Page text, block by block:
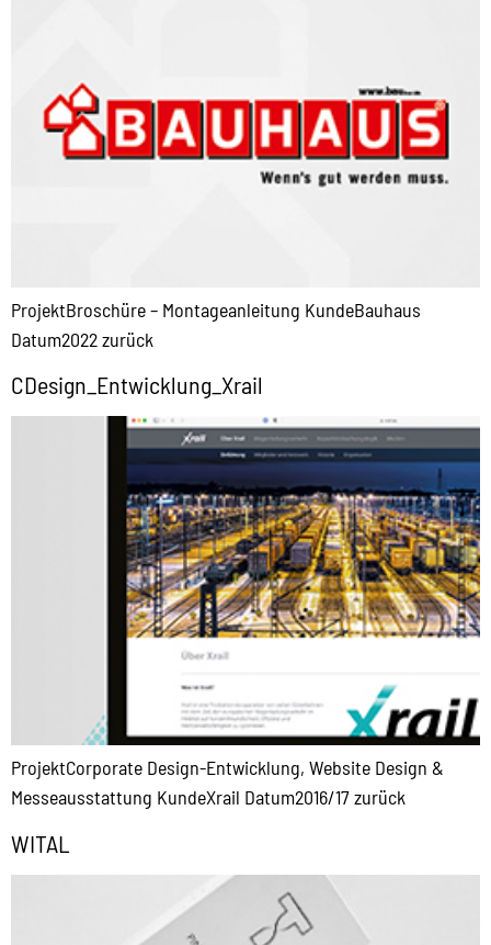
ProjektBroschüre – Montageanleitung KundeBauhaus
Datum2022 zurück
CDesign_Entwicklung_Xrail
ProjektCorporate Design-Entwicklung, Website Design &
Messeausstattung KundeXrail Datum2016/17 zurück
WITAL